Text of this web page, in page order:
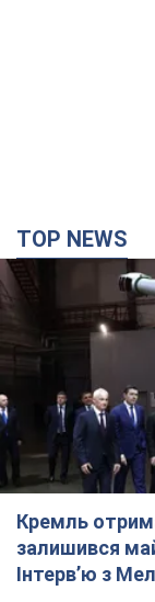
TOP NEWS
Кремль
залишився
Інтерв’ю з